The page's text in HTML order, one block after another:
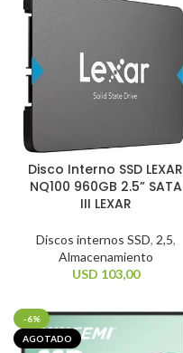
Disco Interno SSD LEXAR
NQ100 960GB 2.5” SATA
III LEXAR
Discos internos SSD, 2,5,
Almacenamiento
USD 103,00
-6%
AGOTADO